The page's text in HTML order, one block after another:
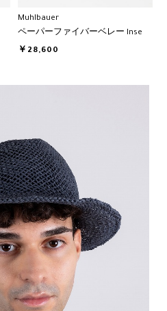
Muhlbauer
ペーパーファイバーベレー Inse
￥28,600